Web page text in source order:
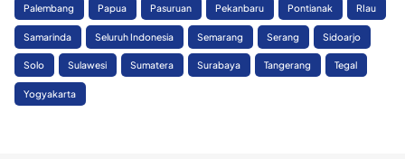
Palembang Papua Pasuruan Pekanbaru Pontianak RIau
Samarinda Seluruh Indonesia Semarang Serang Sidoarjo
Solo Sulawesi Sumatera Surabaya Tangerang Tegal
Yogyakarta